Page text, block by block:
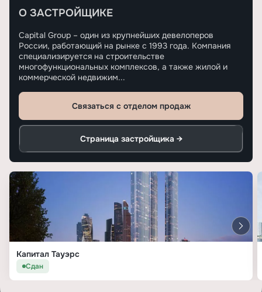
О ЗАСТРОЙЩИКЕ
Capital Group – один из крупнейших девелоперов
России, работающий на рынке с 1993 года. Компания
специализируется на строительстве
многофункциональных комплексов, а также жилой и
коммерческой недвижим...
Связаться с отделом продаж
Страница застройщика →
Капитал Тауэрс
Сдан